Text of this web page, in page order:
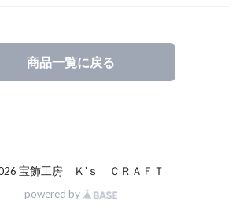
商品一覧に戻る
宝飾工房 Ｋ’ｓ ＣＲＡＦＴ
powered by